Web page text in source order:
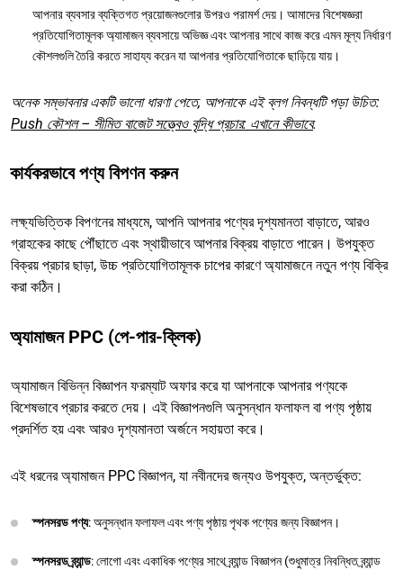
আপনার ব্যবসার ব্যক্তিগত প্রয়োজনগুলোর উপরও পরামর্শ দেয়। আমাদের বিশেষজ্ঞরা
প্রতিযোগিতামূলক অ্যামাজন ব্যবসায়ে অভিজ্ঞ এবং আপনার সাথে কাজ করে এমন মূল্য নির্ধারণ
কৌশলগুলি তৈরি করতে সাহায্য করেন যা আপনার প্রতিযোগিতাকে ছাড়িয়ে যায়।
অনেক সম্ভাবনার একটি ভালো ধারণা পেতে, আপনাকে এই ব্লগ নিবন্ধটি পড়া উচিত:
Push কৌশল – সীমিত বাজেট সত্ত্বেও বৃদ্ধি প্রচার: এখানে কীভাবে.
কার্যকরভাবে পণ্য বিপণন করুন
লক্ষ্যভিত্তিক বিপণনের মাধ্যমে, আপনি আপনার পণ্যের দৃশ্যমানতা বাড়াতে, আরও
গ্রাহকের কাছে পৌঁছাতে এবং স্থায়ীভাবে আপনার বিক্রয় বাড়াতে পারেন। উপযুক্ত
বিক্রয় প্রচার ছাড়া, উচ্চ প্রতিযোগিতামূলক চাপের কারণে অ্যামাজনে নতুন পণ্য বিক্রি
করা কঠিন।
অ্যামাজন PPC (পে-পার-ক্লিক)
অ্যামাজন বিভিন্ন বিজ্ঞাপন ফরম্যাট অফার করে যা আপনাকে আপনার পণ্যকে
বিশেষভাবে প্রচার করতে দেয়। এই বিজ্ঞাপনগুলি অনুসন্ধান ফলাফল বা পণ্য পৃষ্ঠায়
প্রদর্শিত হয় এবং আরও দৃশ্যমানতা অর্জনে সহায়তা করে।
এই ধরনের অ্যামাজন PPC বিজ্ঞাপন, যা নবীনদের জন্যও উপযুক্ত, অন্তর্ভুক্ত:
স্পনসরড পণ্য: অনুসন্ধান ফলাফল এবং পণ্য পৃষ্ঠায় পৃথক পণ্যের জন্য বিজ্ঞাপন।
স্পনসরড ব্র্যান্ড: লোগো এবং একাধিক পণ্যের সাথে ব্র্যান্ড বিজ্ঞাপন (শুধুমাত্র নিবন্ধিত ব্র্যান্ড